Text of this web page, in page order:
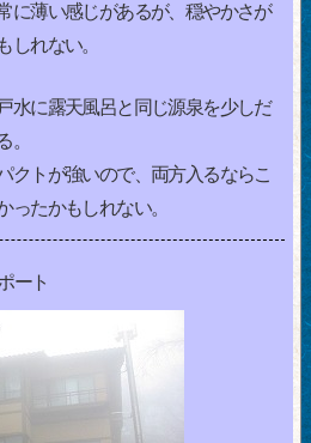
に薄い感じがあるが、穏やかさが
しれない。
水に露天風呂と同じ源泉を少しだ
。
クトが強いので、両方入るならこ
ったかもしれない。
ート